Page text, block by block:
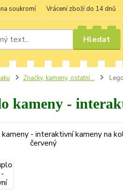
soukromí Vrácení zboží do 14 dnů
Hledat
Značky, kameny, ostatní...
kameny -